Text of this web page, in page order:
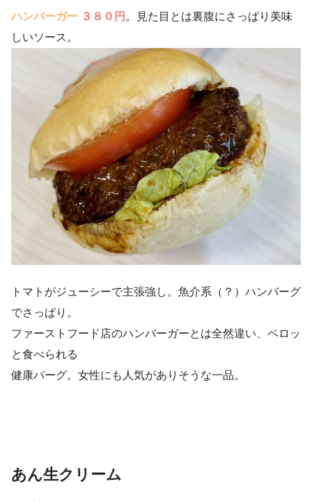
ハンバーガー ３８０円 。見た目とは裏腹にさっぱり美味
しいソース。
トマトがジューシーで主張強し。魚介系（？）ハンバーグ
でさっぱり。
ファーストフード店のハンバーガーとは全然違い、ペロッ
と食べられる
健康バーグ。女性にも人気がありそうな一品。
あん生クリーム